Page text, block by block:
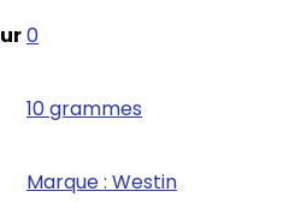
‎0
‎10 grammes
Marque : Westin